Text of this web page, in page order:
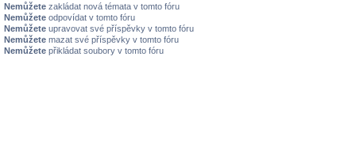
Nemůžete zakládat nová témata v tomto fóru
Nemůžete odpovídat v tomto fóru
Nemůžete upravovat své příspěvky v tomto fóru
Nemůžete mazat své příspěvky v tomto fóru
Nemůžete přikládat soubory v tomto fóru